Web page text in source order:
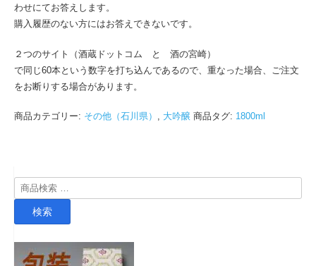
わせにてお答えします。
購入履歴のない方にはお答えできないです。
２つのサイト（酒蔵ドットコム と 酒の宮崎）
で同じ60本という数字を打ち込んであるので、重なった場合、ご注文
をお断りする場合があります。
商品カテゴリー: その他（石川県） , 大吟醸 商品タグ: 1800ml
検
索
検索